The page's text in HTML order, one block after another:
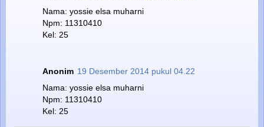
Nama: yossie elsa muharni
Npm: 11310410
Kel: 25
Anonim 19 Desember 2014 pukul 04.22
Nama: yossie elsa muharni
Npm: 11310410
Kel: 25